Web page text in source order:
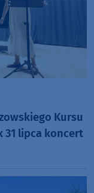
Kursu
31 lipca koncert